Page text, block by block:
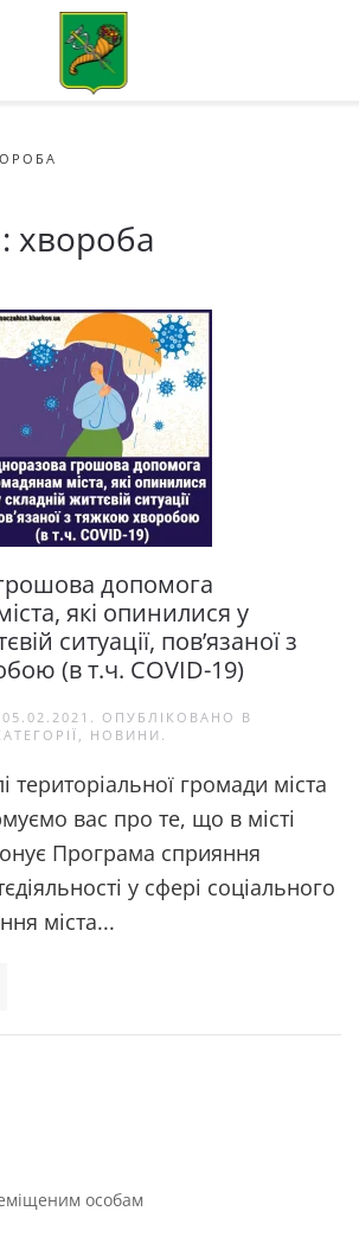
content
хвороба
допомога
які опинилися у
ситуації, пов’язаної з
(в т.ч. COVID-19)
05.02.2021 . ОПУБЛІКОВАНО В
, НОВИНИ .
територіальної громади міста
вас про те, що в місті
Програма сприяння
у сфері соціального
міста...
особам